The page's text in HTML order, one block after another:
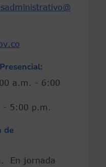
a.m. - 6:00
- 5:00 p.m.
de
En jornada